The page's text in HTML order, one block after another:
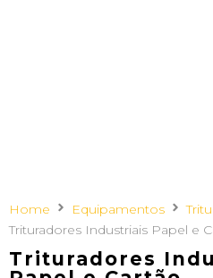
Home Equipamentos
Trituradores Industriais Papel e
Trituradores